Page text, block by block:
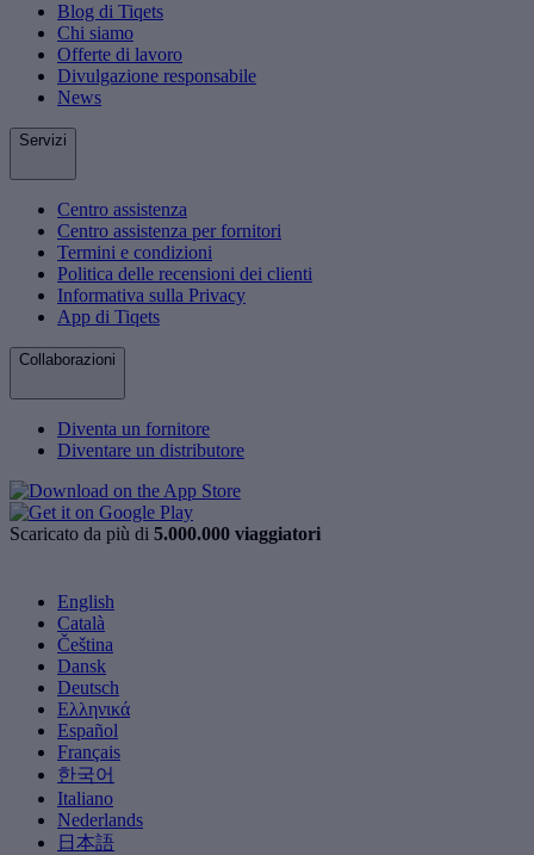
Blog di Tiqets
Chi siamo
Offerte di lavoro
Divulgazione responsabile
News
Servizi
Centro assistenza
Centro assistenza per fornitori
Termini e condizioni
Politica delle recensioni dei clienti
Informativa sulla Privacy
App di Tiqets
Collaborazioni
Diventa un fornitore
Diventare un distributore
Scaricato da più di 5.000.000 viaggiatori
English
Català
Čeština
Dansk
Deutsch
Ελληνικά
Español
Français
한국어
Italiano
Nederlands
日本語